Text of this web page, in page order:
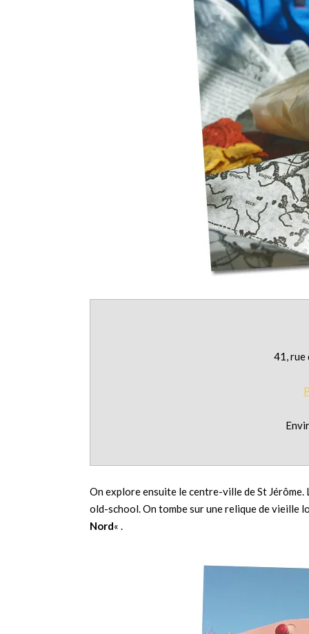
41, rue
On explore ensuite le centre-ville de St
old-school. On tombe sur une relique de vieille
Nord« .